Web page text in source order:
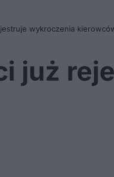
wykroczenia
już